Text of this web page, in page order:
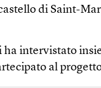
di Saint-
intervistato
al